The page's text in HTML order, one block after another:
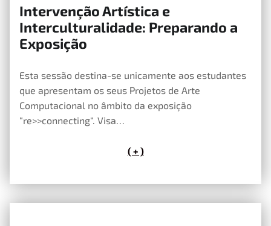
Intervenção Artística e
Interculturalidade: Preparando a
Exposição
Esta sessão destina-se unicamente aos estudantes
que apresentam os seus Projetos de Arte
Computacional no âmbito da exposição
“re>>connecting“. Visa…
( + )
25 de Maio, 2020